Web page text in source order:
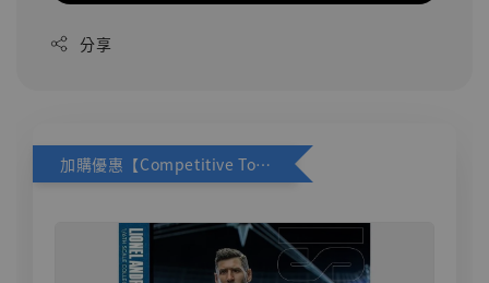
分享
加購優惠【Competitive Toys 梅西 [CM001]】